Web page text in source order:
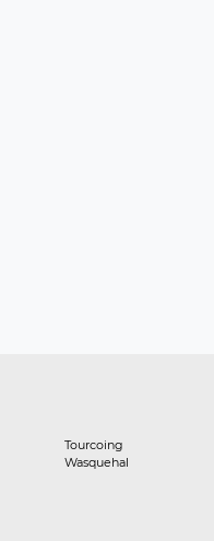
Tourcoing
Wasquehal